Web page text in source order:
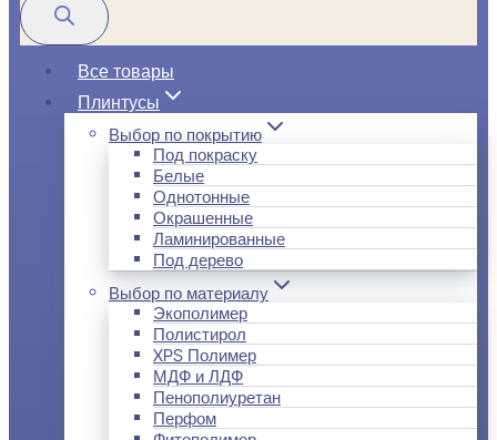
Все товары
Плинтусы
Выбор по покрытию
Под покраску
Белые
Однотонные
Окрашенные
Ламинированные
Под дерево
Выбор по материалу
Экополимер
Полистирол
XPS Полимер
МДФ и ЛДФ
Пенополиуретан
Перфом